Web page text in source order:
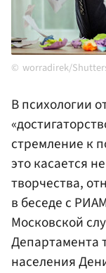
worradirek/
В психологии
стремление к
это касается
творчества,
в беседе с
Московской
Департамента
населения